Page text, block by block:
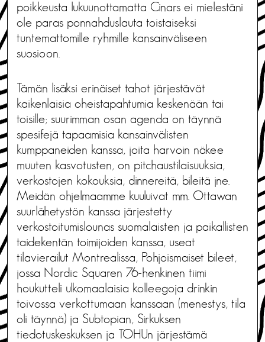
poikkeusta lukuunottamatta Cinars ei mielestäni
ole paras ponnahduslauta toistaiseksi
tuntemattomille ryhmille kansainväliseen
suosioon.
Tämän lisäksi erinäiset tahot järjestävät
kaikenlaisia oheistapahtumia keskenään tai
toisille; suurimman osan agenda on täynnä
spesifejä tapaamisia kansainvälisten
kumppaneiden kanssa, joita harvoin näkee
muuten kasvotusten, on pitchaustilaisuuksia,
verkostojen kokouksia, dinnereitä, bileitä jne.
Meidän ohjelmaamme kuuluivat mm. Ottawan
suurlähetystön kanssa järjestetty
verkostoitumislounas suomalaisten ja paikallisten
taidekentän toimijoiden kanssa, useat
tilavierailut Montrealissa, Pohjoismaiset bileet,
jossa Nordic Squaren 76-henkinen tiimi
houkutteli ulkomaalaisia kolleegoja drinkin
toivossa verkottumaan kanssaan (menestys, tila
oli täynnä) ja Subtopian, Sirkuksen
tiedotuskeskuksen ja TOHUn järjestämä